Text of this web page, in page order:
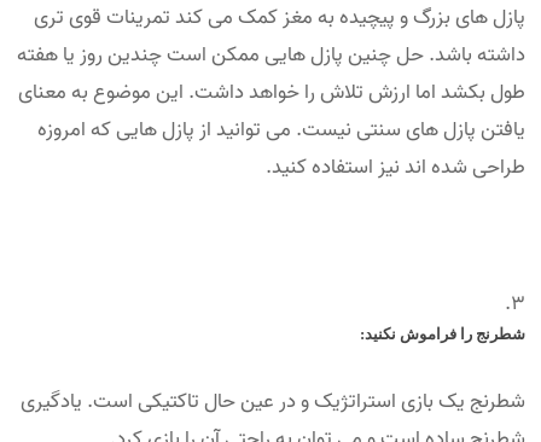
پازل های بزرگ و پیچیده به مغز کمک می کند تمرینات قوی تری
داشته باشد. حل چنین پازل هایی ممکن است چندین روز یا هفته
طول بکشد اما ارزش تلاش را خواهد داشت. این موضوع به معنای
یافتن پازل های سنتی نیست. می توانید از پازل هایی که امروزه
طراحی شده اند نیز استفاده کنید.
شطرنج را فراموش نکنید:
شطرنج یک بازی استراتژیک و در عین حال تاکتیکی است. یادگیری